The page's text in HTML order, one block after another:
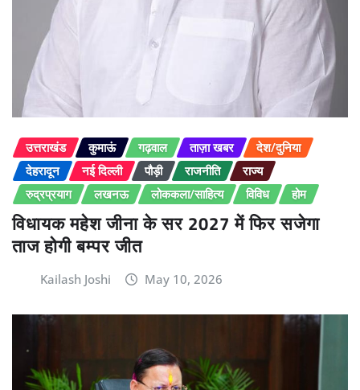
उत्तराखंड कुमाऊं गढ़वाल ताज़ा खबर
देश/दुनिया
देहरादून
नई दिल्ली पौड़ी राजनीति
राज्य
रुद्रप्रयाग
लखनऊ लोककला/साहित्य विविध होम
विधायक महेश जीना के सर 2027 में फिर सजेगा
ताज होगी बम्पर जीत
Kailash Joshi May 10, 2026